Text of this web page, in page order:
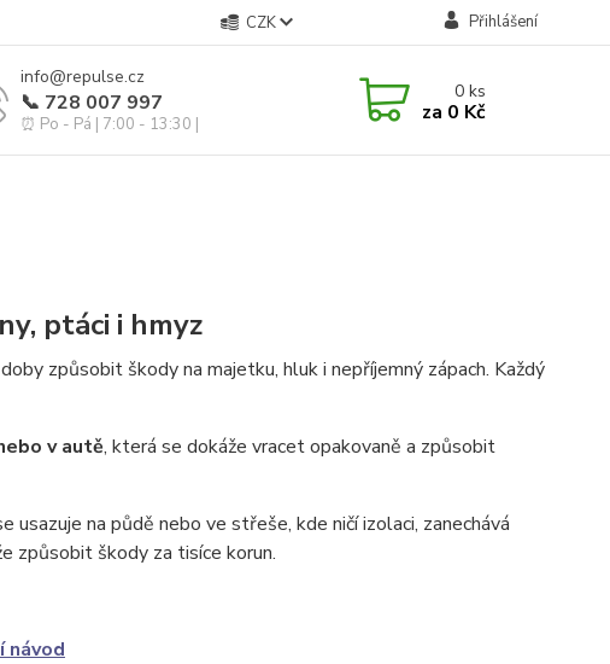
CZK Přihlášení
info@repulse.cz
📞 728 007 997
⏰ Po - Pá | 7:00 - 13:30 |
0ks
za 0 Kč
ptáci i hmyz
způsobit škody na majetku, hluk i nepříjemný zápach. Každý
v autě, která se dokáže vracet opakovaně a způsobit
na půdě nebo ve střeše, kde ničí izolaci, zanechává
způsobit škody za tisíce korun.
návod